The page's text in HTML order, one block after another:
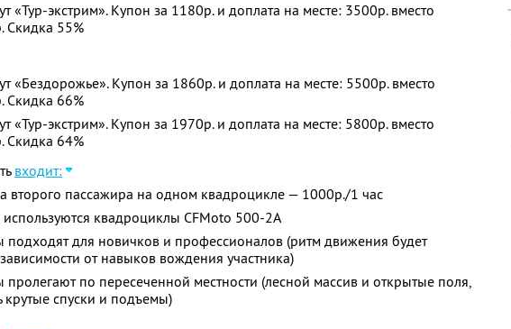
«Тур-экстрим». Купон за 1180р. и доплата на месте: 3500р. вместо
Скидка 55%
«Бездорожье». Купон за 1860р. и доплата на месте: 5500р. вместо
Скидка 66%
«Тур-экстрим». Купон за 1970р. и доплата на месте: 5800р. вместо
Скидка 64%
входит:
второго пассажира на одном квадроцикле — 1000р./1 час
используются квадроциклы CFMoto 500-2A
для новичков и профессионалов (ритм движения будет
от навыков вождения участника)
по пересеченной местности (лесной массив и открытые поля,
крутые спуски и подъемы)